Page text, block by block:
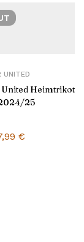
UNITED
United Heimtrikot
25
€